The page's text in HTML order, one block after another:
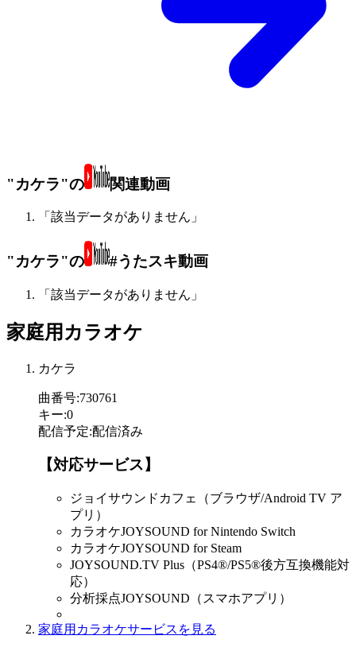
"カケラ"の 関連動画
「該当データがありません」
"カケラ"の #うたスキ動画
「該当データがありません」
家庭用カラオケ
カケラ
曲番号:730761
キー:0
配信予定:配信済み
【対応サービス】
ジョイサウンドカフェ（ブラウザ/Android TV ア
プリ）
カラオケJOYSOUND for Nintendo Switch
カラオケJOYSOUND for Steam
JOYSOUND.TV Plus（PS4®/PS5®後方互換機能対
応）
分析採点JOYSOUND（スマホアプリ）
家庭用カラオケサービスを見る